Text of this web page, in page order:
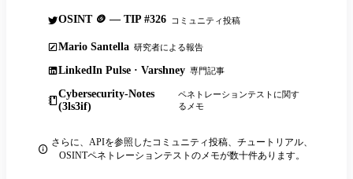
OSINT 🪙 — TIP #326 コミュニティ投稿
Mario Santella 研究者による報告
LinkedIn Pulse · Varshney 専門記事
Cybersecurity-Notes
(3ls3if)
ペネトレーションテストに関す
るメモ
さらに、APIを参照したコミュニティ投稿、チュートリアル、
OSINTペネトレーションテストのメモが数十件あります。